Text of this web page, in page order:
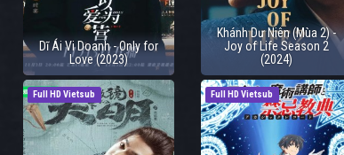
Dĩ Ái Vi Doanh - Only for
Love (2023)
Khánh Dư Niên (Mùa 2) -
Joy of Life Season 2
(2024)
Full HD Vietsub Full HD Vietsub